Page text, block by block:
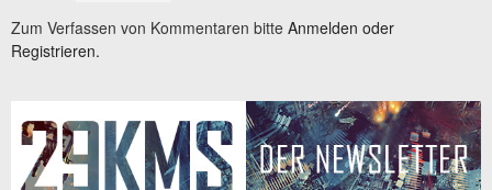
Zum Verfassen von Kommentaren bitte Anmelden oder
Registrieren.